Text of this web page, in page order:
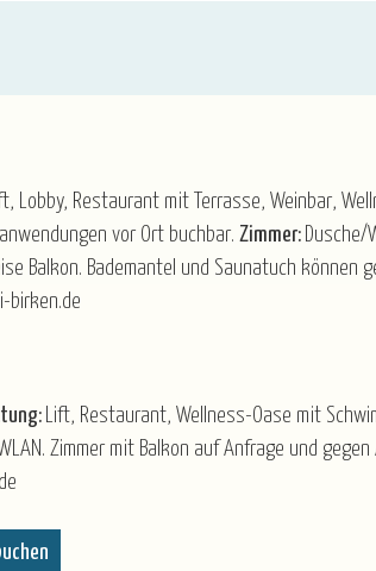
Lobby, Restaurant mit Terrasse, Weinbar,
vor Ort buchbar. Zimmer: Dusche/
Balkon. Bademantel und Saunatuch können
birken.de
Lift, Restaurant, Wellness-Oase mit
WLAN. Zimmer mit Balkon auf Anfrage und